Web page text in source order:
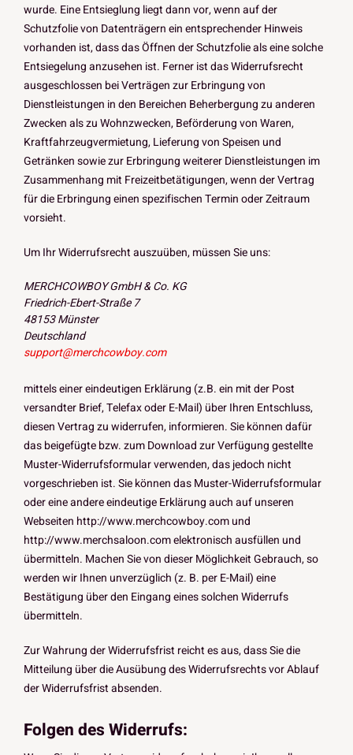
wurde. Eine Entsieglung liegt dann vor, wenn auf der
Schutzfolie von Datenträgern ein entsprechender Hinweis
vorhanden ist, dass das Öffnen der Schutzfolie als eine solche
Entsiegelung anzusehen ist. Ferner ist das Widerrufsrecht
ausgeschlossen bei Verträgen zur Erbringung von
Dienstleistungen in den Bereichen Beherbergung zu anderen
Zwecken als zu Wohnzwecken, Beförderung von Waren,
Kraftfahrzeugvermietung, Lieferung von Speisen und
Getränken sowie zur Erbringung weiterer Dienstleistungen im
Zusammenhang mit Freizeitbetätigungen, wenn der Vertrag
für die Erbringung einen spezifischen Termin oder Zeitraum
vorsieht.
Um Ihr Widerrufsrecht auszuüben, müssen Sie uns:
MERCHCOWBOY GmbH & Co. KG
Friedrich-Ebert-Straße 7
48153 Münster
Deutschland
support@merchcowboy.com
mittels einer eindeutigen Erklärung (z.B. ein mit der Post
versandter Brief, Telefax oder E-Mail) über Ihren Entschluss,
diesen Vertrag zu widerrufen, informieren. Sie können dafür
das beigefügte bzw. zum Download zur Verfügung gestellte
Muster-Widerrufsformular verwenden, das jedoch nicht
vorgeschrieben ist. Sie können das Muster-Widerrufsformular
oder eine andere eindeutige Erklärung auch auf unseren
Webseiten http://www.merchcowboy.com und
http://www.merchsaloon.com elektronisch ausfüllen und
übermitteln. Machen Sie von dieser Möglichkeit Gebrauch, so
werden wir Ihnen unverzüglich (z. B. per E-Mail) eine
Bestätigung über den Eingang eines solchen Widerrufs
übermitteln.
Zur Wahrung der Widerrufsfrist reicht es aus, dass Sie die
Mitteilung über die Ausübung des Widerrufsrechts vor Ablauf
der Widerrufsfrist absenden.
Folgen des Widerrufs: